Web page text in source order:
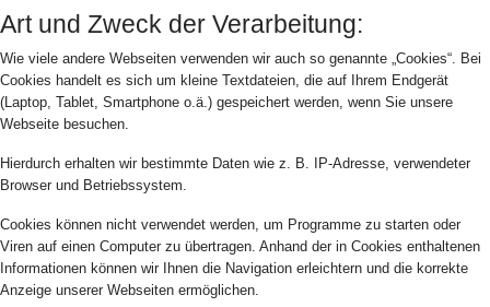
Art und Zweck der Verarbeitung:
Wie viele andere Webseiten verwenden wir auch so genannte „Cookies“. Bei
Cookies handelt es sich um kleine Textdateien, die auf Ihrem Endgerät
(Laptop, Tablet, Smartphone o.ä.) gespeichert werden, wenn Sie unsere
Webseite besuchen.
Hierdurch erhalten wir bestimmte Daten wie z. B. IP-Adresse, verwendeter
Browser und Betriebssystem.
Cookies können nicht verwendet werden, um Programme zu starten oder
Viren auf einen Computer zu übertragen. Anhand der in Cookies enthaltenen
Informationen können wir Ihnen die Navigation erleichtern und die korrekte
Anzeige unserer Webseiten ermöglichen.